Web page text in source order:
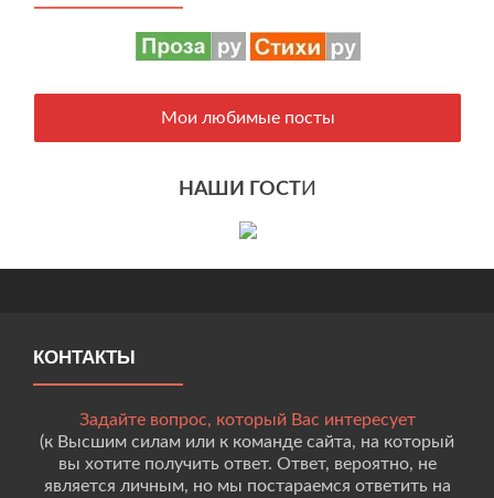
Мои любимые посты
НАШИ ГОСТИ
КОНТАКТЫ
Задайте вопрос, который Вас интересует
(к Высшим силам или к команде сайта, на который
вы хотите получить ответ. Ответ, вероятно, не
является личным, но мы постараемся ответить на